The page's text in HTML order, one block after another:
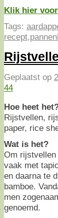
Klik hier
Tags:
recept,
Geplaatst op
44
Hoe heet
Rijstvellen,
paper, rice
Wat is het?
Om
vaak met
en daarna te
bamboe.
men
genoemd.